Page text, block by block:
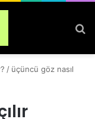
/ üçüncü göz nasıl